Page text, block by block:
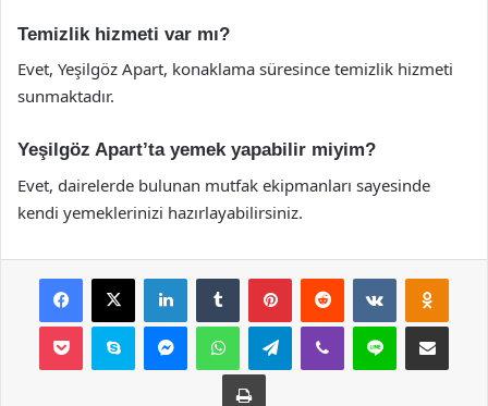
Temizlik hizmeti var mı?
Evet, Yeşilgöz Apart, konaklama süresince temizlik hizmeti
sunmaktadır.
Yeşilgöz Apart’ta yemek yapabilir miyim?
Evet, dairelerde bulunan mutfak ekipmanları sayesinde
kendi yemeklerinizi hazırlayabilirsiniz.
Facebook
X LinkedInTumblr PinterestReddit VKontakte
Pocket Skype MessengerWhatsAppTelegramViber Line E-Posta ile
Yazdır